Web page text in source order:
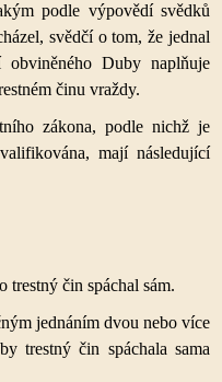
podle výpovědí svědků
svědčí o tom, že jednal
Duby naplňuje
činu vraždy.
zákona, podle nichž je
mají následující
trestný čin spáchal sám.
jednáním dvou nebo více
trestný čin spáchala sama